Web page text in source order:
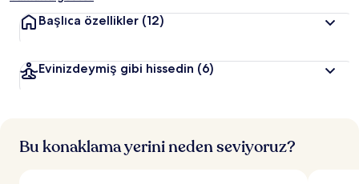
Başlıca özellikler (12)
Evinizdeymiş gibi hissedin (6)
Bu konaklama yerini neden seviyoruz?